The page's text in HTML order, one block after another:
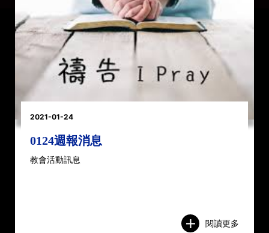
2021-01-24
0124週報消息
教會活動訊息
閱讀更多